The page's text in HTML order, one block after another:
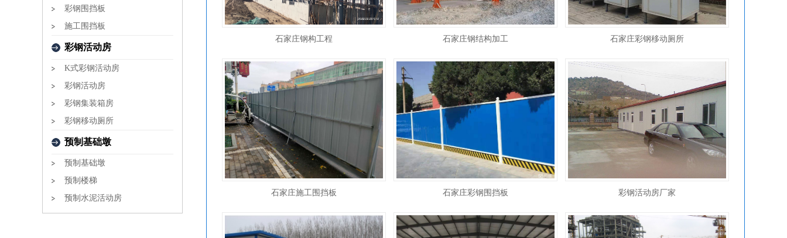
彩钢围挡板
施工围挡板
彩钢活动房
K式彩钢活动房
彩钢活动房
彩钢集装箱房
彩钢移动厕所
预制基础墩
预制基础墩
预制楼梯
预制水泥活动房
石家庄钢构工程 石家庄钢结构加工 石家庄彩钢移动厕所
石家庄施工围挡板 石家庄彩钢围挡板 彩钢活动房厂家